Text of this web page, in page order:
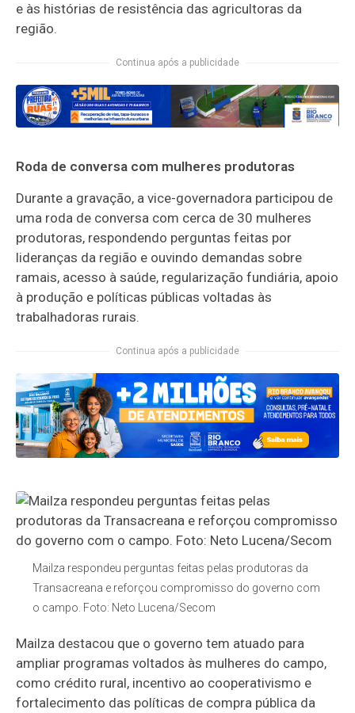
e às histórias de resistência das agricultoras da
região.
Continua após a publicidade
Roda de conversa com mulheres produtoras
Durante a gravação, a vice-governadora participou de
uma roda de conversa com cerca de 30 mulheres
produtoras, respondendo perguntas feitas por
lideranças da região e ouvindo demandas sobre
ramais, acesso à saúde, regularização fundiária, apoio
à produção e políticas públicas voltadas às
trabalhadoras rurais.
Continua após a publicidade
Mailza respondeu perguntas feitas pelas produtoras da
Transacreana e reforçou compromisso do governo com
o campo. Foto: Neto Lucena/Secom
Mailza destacou que o governo tem atuado para
ampliar programas voltados às mulheres do campo,
como crédito rural, incentivo ao cooperativismo e
fortalecimento das políticas de compra pública da